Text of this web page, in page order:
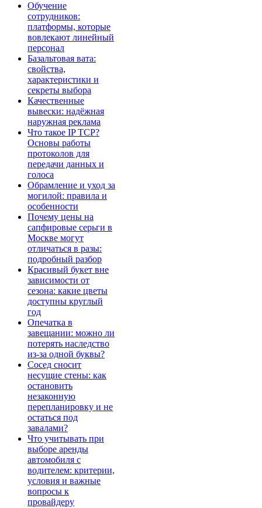
Обучение
сотрудников:
платформы, которые
вовлекают линейный
персонал
Базальтовая вата:
свойства,
характеристики и
секреты выбора
Качественные
вывески: надёжная
наружная реклама
Что такое IP TCP?
Основы работы
протоколов для
передачи данных и
голоса
Обрамление и уход за
могилой: правила и
особенности
Почему цены на
сапфировые серьги в
Москве могут
отличаться в разы:
подробный разбор
Красивый букет вне
зависимости от
сезона: какие цветы
доступны круглый
год
Опечатка в
завещании: можно ли
потерять наследство
из-за одной буквы?
Сосед сносит
несущие стены: как
остановить
незаконную
перепланировку и не
остаться под
завалами?
Что учитывать при
выборе аренды
автомобиля с
водителем: критерии,
условия и важные
вопросы к
провайдеру